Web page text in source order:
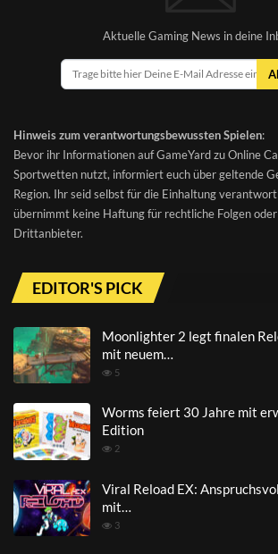
Aktuelle Gaming News in deine
Hinweis zum verantwortungsbewussten Spielen:
Bevor ihr Informationen auf GameYard zu Online
Sportwetten nutzt, informiert euch über geltende
Region. Ihr seid selbst für die Einhaltung
übernimmt keine Haftung für rechtliche Folgen
Drittanbieter.
EDITOR'S PICK
Moonlighter 2 legt finalen
mit neuem…
5
Worms feiert 30 Jahre mit
Edition
2
Viral Reload EX:
mit…
3